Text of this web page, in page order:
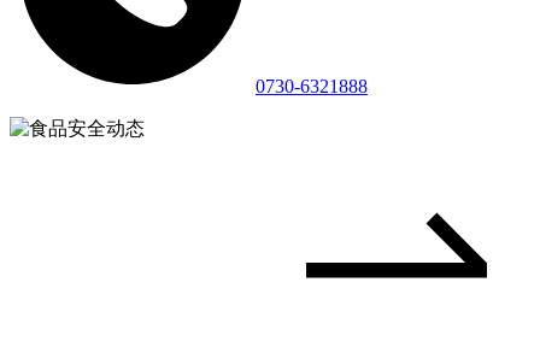
0730-6321888